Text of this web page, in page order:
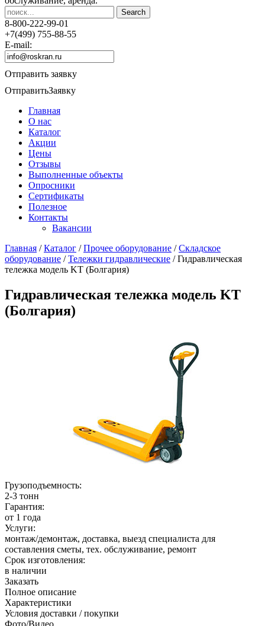
8-800-222-99-01
+7(499) 755-88-55
E-mail:
Отправить заявку
ОтправитьЗаявку
Главная
О нас
Каталог
Акции
Цены
Отзывы
Выполненные объекты
Опросники
Сертификаты
Полезное
Контакты
Вакансии
Главная /Каталог /Прочее оборудование /Складское
оборудование /Тележки гидравлические /Гидравлическая
тележка модель KT (Болгария)
Гидравлическая тележка модель KT
(Болгария)
Грузоподъемность:
2-3 тонн
Гарантия:
от 1 года
Услуги:
монтаж/демонтаж, доставка, выезд специалиста для
составления сметы, тех. обслуживание, ремонт
Срок изготовления:
в наличии
Заказать
Полное описание
Характеристики
Условия доставки / покупки
Фото/Видео